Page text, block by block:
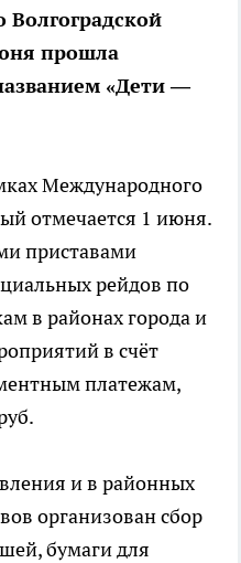
Волгоградской
прошла
«Дети —
Международного
отмечается 1 июня.
приставами
рейдов по
в районах города и
в счёт
платежам,
и в районных
организован сбор
бумаги для